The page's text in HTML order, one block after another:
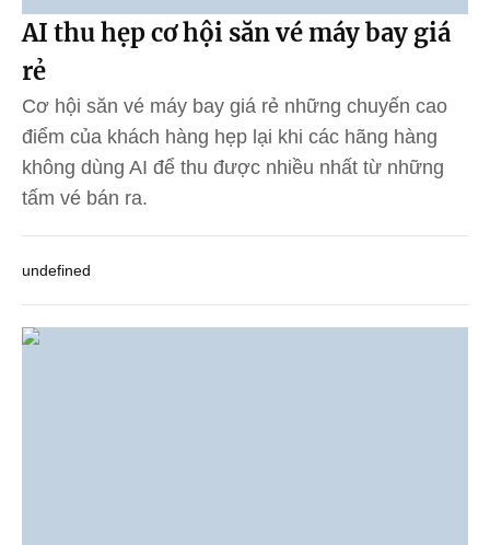
AI thu hẹp cơ hội săn vé máy bay giá
rẻ
Cơ hội săn vé máy bay giá rẻ những chuyến cao
điểm của khách hàng hẹp lại khi các hãng hàng
không dùng AI để thu được nhiều nhất từ những
tấm vé bán ra.
undefined